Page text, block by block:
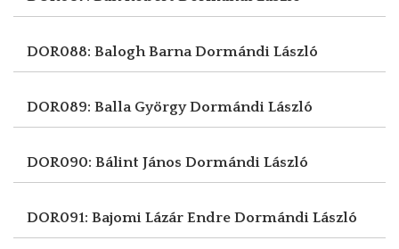
DOR088: Balogh BarnaDormándi László
DOR089: Balla GyörgyDormándi László
DOR090: Bálint János Dormándi László
DOR091: Bajomi Lázár Endre Dormándi László